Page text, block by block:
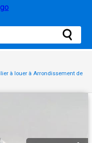
à louer à Arrondissement de